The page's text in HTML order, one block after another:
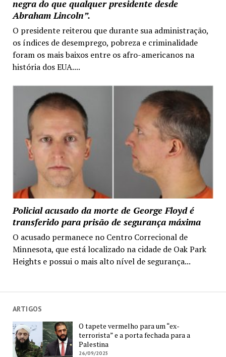
negra do que qualquer presidente desde
Abraham Lincoln”.
O presidente reiterou que durante sua administração,
os índices de desemprego, pobreza e criminalidade
foram os mais baixos entre os afro-americanos na
história dos EUA....
Policial acusado da morte de George Floyd é
transferido para prisão de segurança máxima
O acusado permanece no Centro Correcional de
Minnesota, que está localizado na cidade de Oak Park
Heights e possui o mais alto nível de segurança...
ARTIGOS
O tapete vermelho para um “ex-
terrorista” e a porta fechada para a
Palestina
26/09/2025